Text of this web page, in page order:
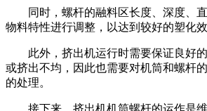
同时，螺杆的融料区长度、深度、直
物料特性进行调整，以达到较好的塑化效
此外，挤出机运行时需要保证良好的
或挤出不均，因此也需要对机筒和螺杆
的处理。
接下来，挤出机机筒螺杆的运作是维